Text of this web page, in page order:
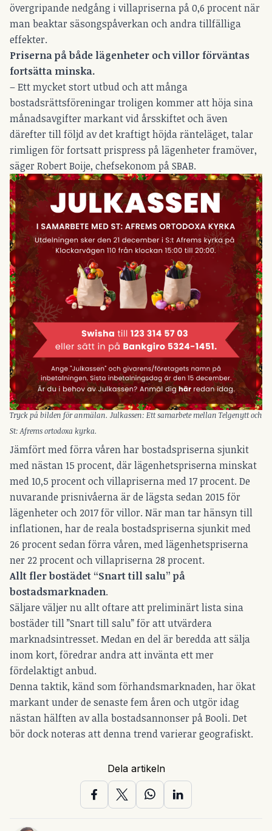
övergripande nedgång i villapriserna på 0,6 procent när
man beaktar säsongspåverkan och andra tillfälliga
effekter.
Priserna på både lägenheter och villor förväntas
fortsätta minska.
– Ett mycket stort utbud och att många
bostadsrättsföreningar troligen kommer att höja sina
månadsavgifter markant vid årsskiftet och även
därefter till följd av det kraftigt höjda ränteläget, talar
rimligen för fortsatt prispress på lägenheter framöver,
säger Robert Boije, chefsekonom på SBAB.
Tryck på bilden för anmälan. Julkassen: Ett samarbete mellan Telgenytt och
St: Afrems ortodoxa kyrka.
Jämfört med förra våren har bostadspriserna sjunkit
med nästan 15 procent, där lägenhetspriserna minskat
med 10,5 procent och villapriserna med 17 procent. De
nuvarande prisnivåerna är de lägsta sedan 2015 för
lägenheter och 2017 för villor. När man tar hänsyn till
inflationen, har de reala bostadspriserna sjunkit med
26 procent sedan förra våren, med lägenhetspriserna
ner 22 procent och villapriserna 28 procent.
Allt fler bostädet “Snart till salu” på
bostadsmarknaden.
Säljare väljer nu allt oftare att preliminärt lista sina
bostäder till ”Snart till salu” för att utvärdera
marknadsintresset. Medan en del är beredda att sälja
inom kort, föredrar andra att invänta ett mer
fördelaktigt anbud.
Denna taktik, känd som förhandsmarknaden, har ökat
markant under de senaste fem åren och utgör idag
nästan hälften av alla bostadsannonser på Booli. Det
bör dock noteras att denna trend varierar geografiskt.
Dela artikeln